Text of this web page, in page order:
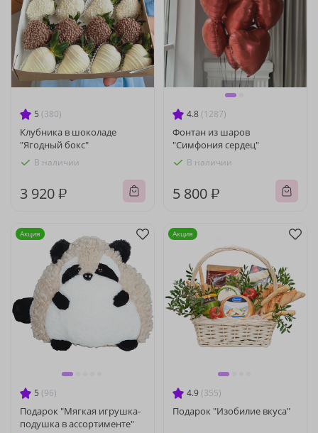
5 (380)
Клубника в шоколаде
"Ягодный бокс"
В наличии
3 920 ₽
4.8 (1287)
Фонтан из шаров
"Симфония сердец"
В наличии
5 800 ₽
5 (96)
Подарок "Мягкая игрушка-
подушка в ассортименте"
Акция
4.9 (355)
Подарок "Изобилие вкуса"
Акция